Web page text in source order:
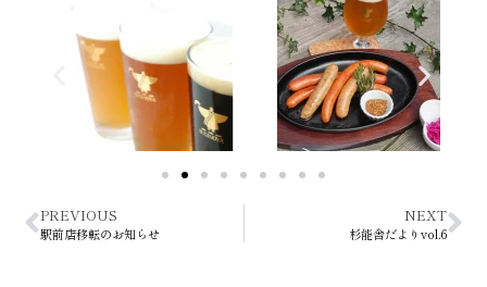
PREVIOUS
駅前店移転のお知らせ
NEXT
杉能舎だよりvol.6